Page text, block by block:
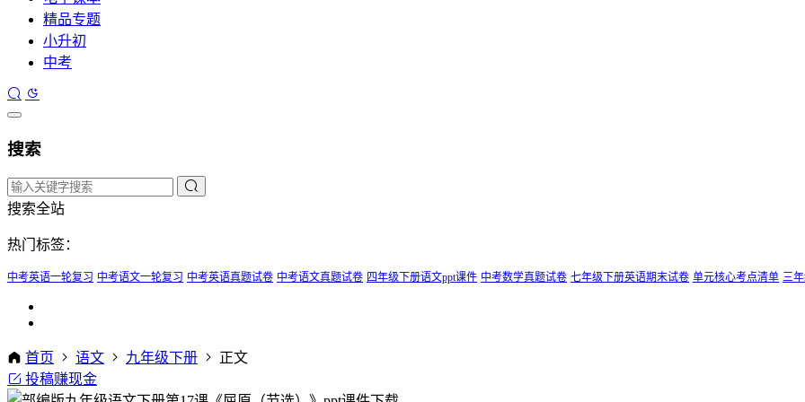
精品专题
小升初
中考
搜索
搜索全站
热门标签：
中考英语一轮复习 中考语文一轮复习 中考英语真题试卷 中考语文真题试卷 四年级下册语文ppt课件 中考数学真题试卷 七年级下册英语期末试卷 单元核心考点清单 三
首页 语文 九年级下册
正文
投稿赚现金